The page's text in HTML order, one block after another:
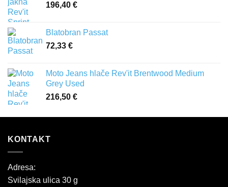
196,40 €
Blatobran Passat
72,33 €
Moto Jeans hlače Rev'it Brentwood Medium
Grey Used
216,50 €
KONTAKT
Adresa:
Svilajska ulica 30 g